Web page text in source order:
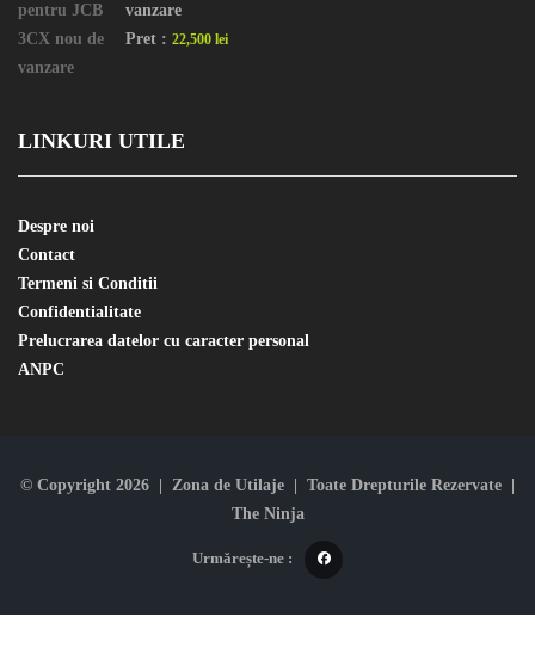
vanzare
Pret : 22,500 lei
LINKURI UTILE
Despre noi
Contact
Termeni si Conditii
Confidentialitate
Prelucrarea datelor cu caracter personal
ANPC
© Copyright 2026 | Zona de Utilaje | Toate Drepturile Rezervate |
The Ninja
Urmărește-ne :